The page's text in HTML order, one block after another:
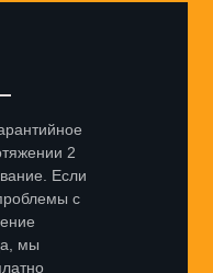
2
Если
с
мы